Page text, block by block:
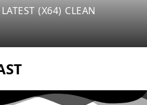
(X64) CLEAN